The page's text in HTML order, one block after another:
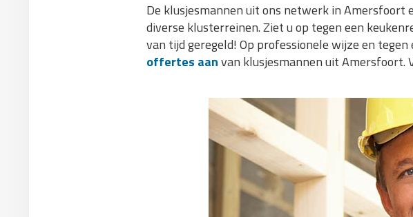
De klusjesmannen uit ons netwerk in Amersfoort
diverse klusterreinen. Ziet u op tegen een
van tijd geregeld! Op professionele wijze en
offertes aanvan klusjesmannen uit Amersfoort.